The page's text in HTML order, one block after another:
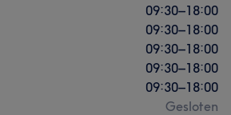
09:30–18:00
09:30–18:00
09:30–18:00
09:30–18:00
09:30–18:00
Gesloten